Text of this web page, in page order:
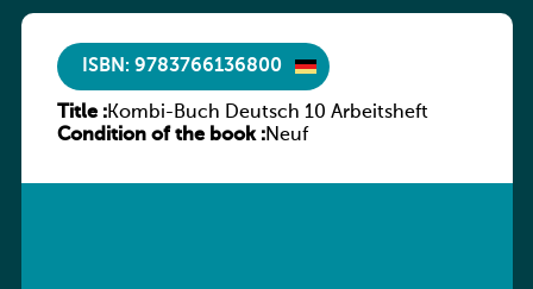
ISBN: 9783766136800
Title :Kombi-Buch Deutsch 10 Arbeitsheft
Condition of the book :Neuf